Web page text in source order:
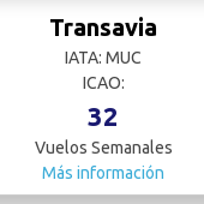
Transavia
IATA: MUC
ICAO:
32
Vuelos Semanales
Más información